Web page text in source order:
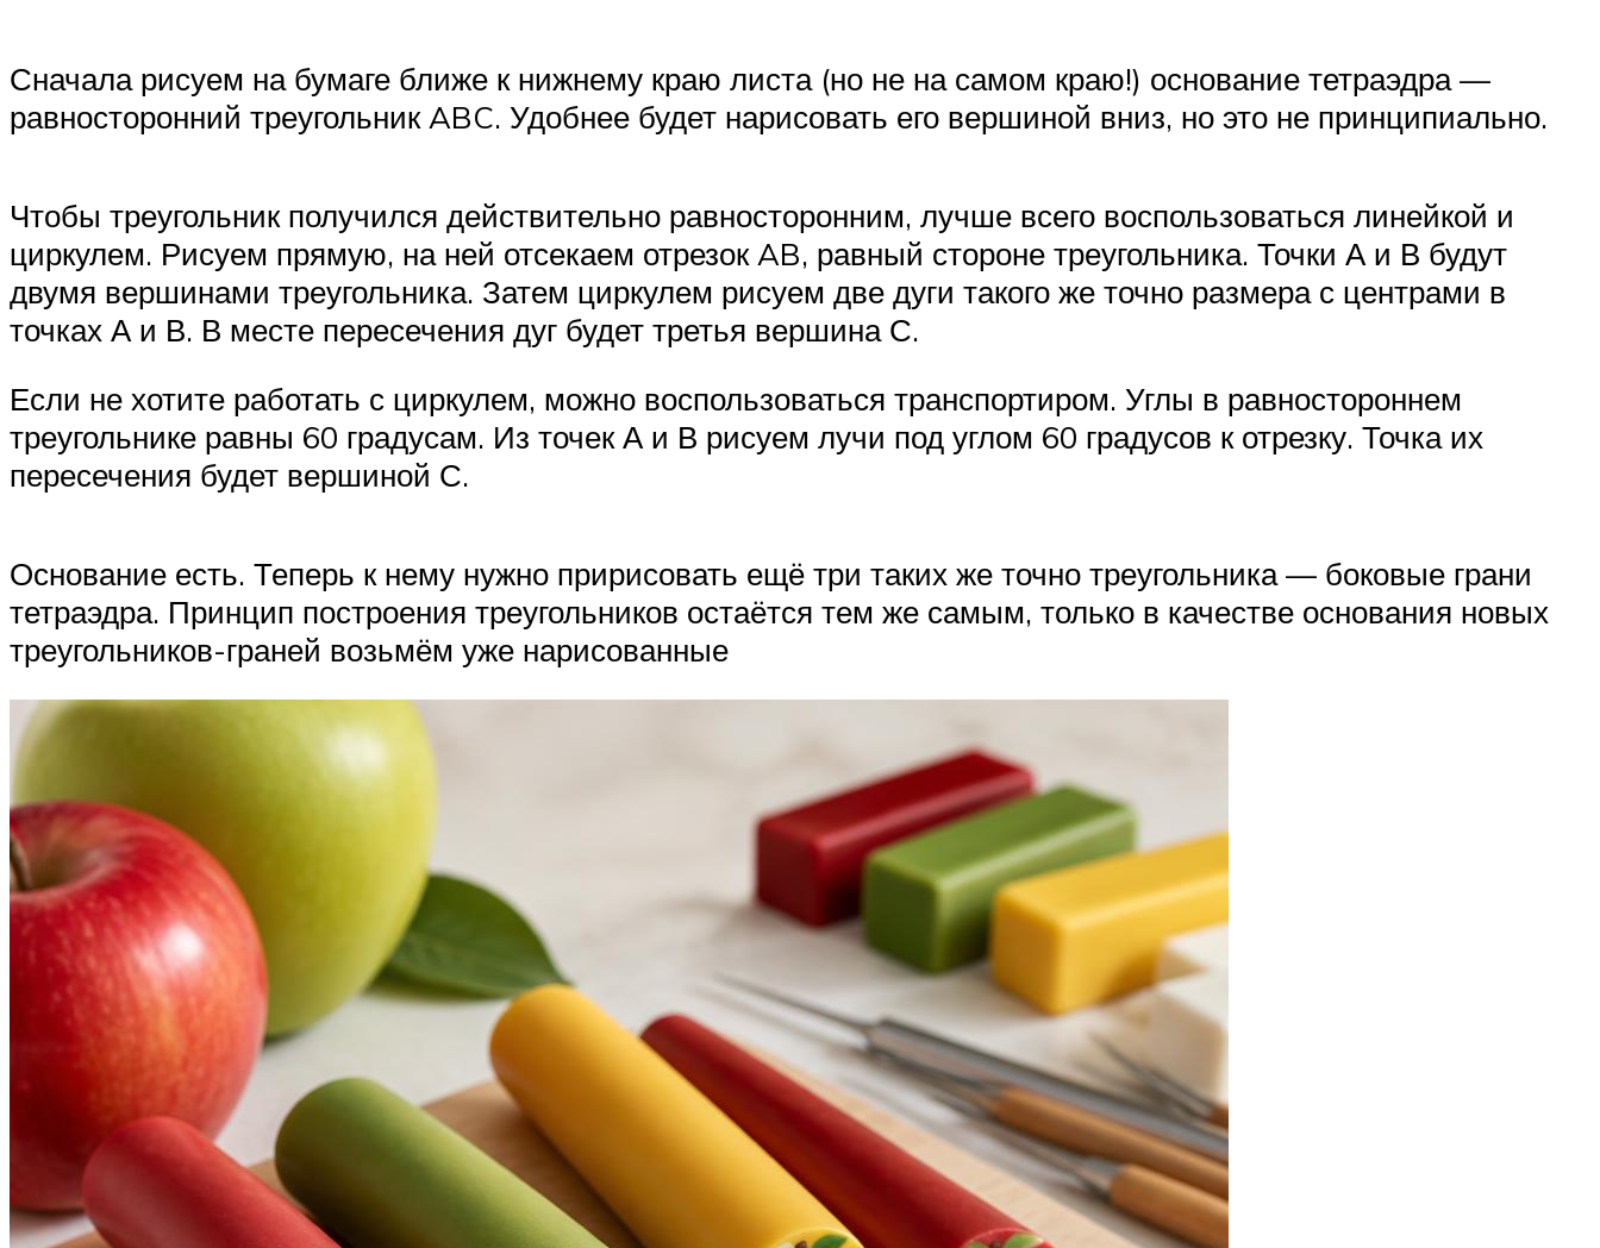
Сначала рисуем на бумаге ближе к нижнему краю листа (но не на самом краю!) основание тетраэдра —
равносторонний треугольник ABC. Удобнее будет нарисовать его вершиной вниз, но это не принципиально.
Чтобы треугольник получился действительно равносторонним, лучше всего воспользоваться линейкой и
циркулем. Рисуем прямую, на ней отсекаем отрезок AB, равный стороне треугольника. Точки А и В будут
двумя вершинами треугольника. Затем циркулем рисуем две дуги такого же точно размера с центрами в
точках А и В. В месте пересечения дуг будет третья вершина С.
Если не хотите работать с циркулем, можно воспользоваться транспортиром. Углы в равностороннем
треугольнике равны 60 градусам. Из точек А и В рисуем лучи под углом 60 градусов к отрезку. Точка их
пересечения будет вершиной С.
Основание есть. Теперь к нему нужно пририсовать ещё три таких же точно треугольника — боковые грани
тетраэдра. Принцип построения треугольников остаётся тем же самым, только в качестве основания новых
треугольников-граней возьмём уже нарисованные